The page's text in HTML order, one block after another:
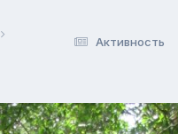
Активность